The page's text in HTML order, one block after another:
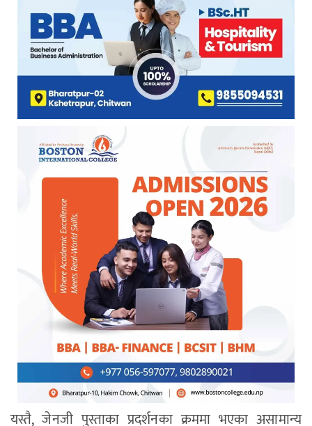
यस्तै, जेनजी पुस्ताका प्रदर्शनका क्रममा भएका असामान्य